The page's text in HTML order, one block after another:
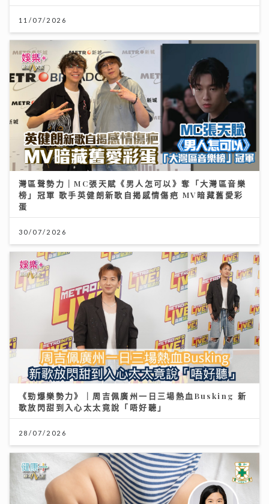
11/07/2026
灣區聲勢力｜MC張天賦《男人怎可以》奪「大灣區音樂
榜」冠軍 歌手英健朗新歌自揭感情傷疤 MV暗藏舊愛彩
蛋
30/07/2026
《勁爆樂勢力》｜周吉佩廣州一日三場熱血Busking 新
歌放閃甜到入心太太竟說「唔好聽」
28/07/2026